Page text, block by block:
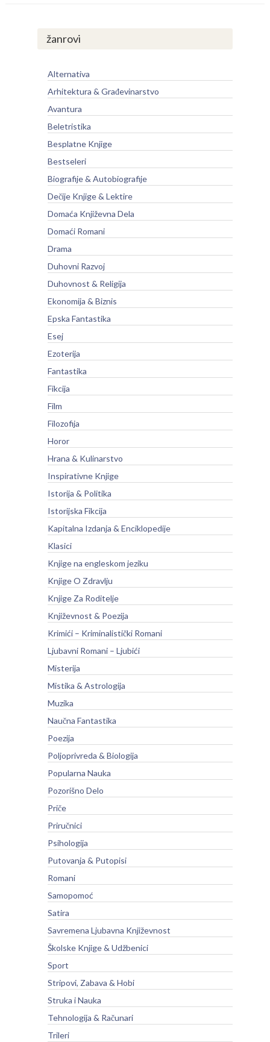
žanrovi
Alternativa
Arhitektura & Građevinarstvo
Avantura
Beletristika
Besplatne Knjige
Bestseleri
Biografije & Autobiografije
Dečije Knjige & Lektire
Domaća Književna Dela
Domaći Romani
Drama
Duhovni Razvoj
Duhovnost & Religija
Ekonomija & Biznis
Epska Fantastika
Esej
Ezoterija
Fantastika
Fikcija
Film
Filozofija
Horor
Hrana & Kulinarstvo
Inspirativne Knjige
Istorija & Politika
Istorijska Fikcija
Kapitalna Izdanja & Enciklopedije
Klasici
Knjige na engleskom jeziku
Knjige O Zdravlju
Knjige Za Roditelje
Književnost & Poezija
Krimići – Kriminalistički Romani
Ljubavni Romani – Ljubići
Misterija
Mistika & Astrologija
Muzika
Naučna Fantastika
Poezija
Poljoprivreda & Biologija
Popularna Nauka
Pozorišno Delo
Priče
Priručnici
Psihologija
Putovanja & Putopisi
Romani
Samopomoć
Satira
Savremena Ljubavna Književnost
Školske Knjige & Udžbenici
Sport
Stripovi, Zabava & Hobi
Struka i Nauka
Tehnologija & Računari
Trileri